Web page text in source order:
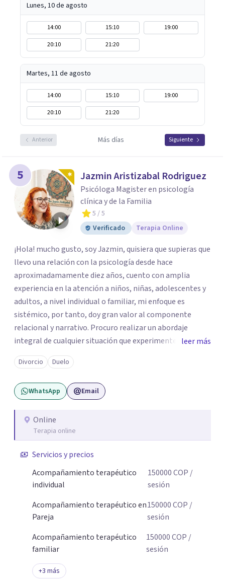
Lunes, 10 de agosto
14:00 15:10
19:00
20:10
21:20
Martes, 11 de agosto
14:00 15:10
19:00
20:10
21:20
Anterior Más días Siguiente
5 Jazmin Aristizabal Rodriguez
Psicóloga Magister en psicología
clínica y de la Familia
5 / 5
Verificado
Terapia Online
¡Hola! mucho gusto, soy Jazmin, quisiera que supieras que
llevo una relación con la psicología desde hace
aproximadamamente diez años, cuento con amplia
experiencia en la atención a niños, niñas, adolescentes y
adultos, a nivel individual o familiar, mi enfoque es
sistémico, por tanto, doy gran valor al componente
relacional y narrativo. Procuro realizar un abordaje
integral de cualquier situación que experimenten mis
consultantes y así lograr una comprensión que favorezca
procesos de aprendizaje significativo y potencializar así
la movilización de recursos en pro de la solución y el
bienestar.
leer más
Divorcio Duelo
WhatsApp Email
Online
Terapia online
Servicios y precios
Acompañamiento terapéutico
individual
150000COP /
sesión
Acompañamiento terapéutico en
Pareja
150000COP /
sesión
Acompañamiento terapéutico
familiar
150000COP /
sesión
+3 más